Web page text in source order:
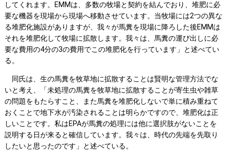
してくれます。EMMは、多数の牧場と契約を結んでおり、堆肥に必
要な機器を現場から現場へ移動させています。当牧場には2つの異な
る堆肥化施設がありますが、我々が馬糞を現場に降ろした後EMMは
それを堆肥化して牧場に拡散します。我々は、馬糞の運び出しに必
要な費用の4分の3の費用でこの堆肥化を行っています」と述べてい
る。
同氏は、生の馬糞を牧草地に拡散することは賢明な管理方法でな
いと考え、「未処理の馬糞を牧草地に拡散することが寄生虫や雑草
の問題をもたらすこと、また馬糞を堆肥化しないで単に積み重ねて
おくことで地下水が汚染されることは明らかですので、堆肥化は正
しいことです。私はEPAが馬糞の処理には他に選択肢がないことを
説明する日が来ると確信しています。我々は、時代の先端を先取り
したいと思ったのです」と述べている。